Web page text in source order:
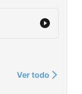
Ver todo